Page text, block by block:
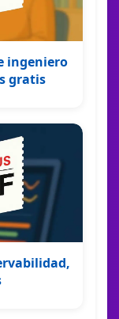
ingeniero
gratis